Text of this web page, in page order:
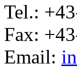
Tel.:
Fax:
Email: